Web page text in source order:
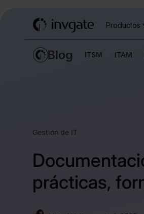
Productos
ITSM ITAM
Gestión de IT
prácticas,